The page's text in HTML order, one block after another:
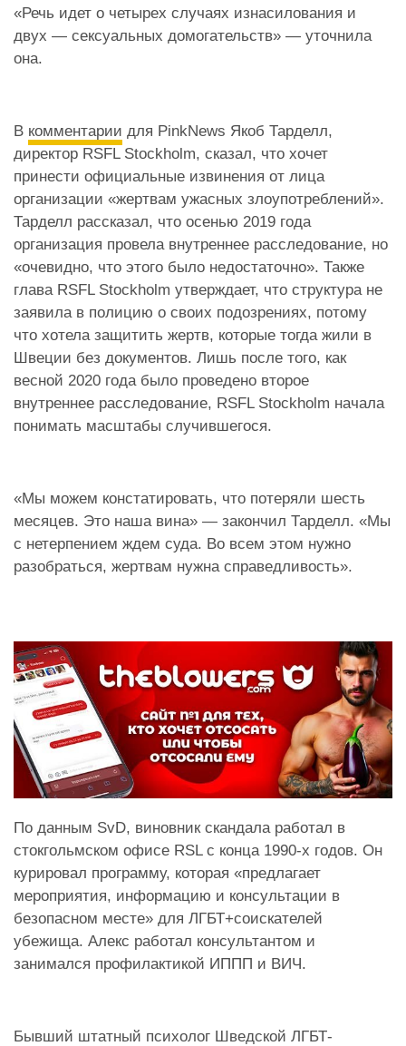
«Речь идет о четырех случаях изнасилования и
двух — сексуальных домогательств» — уточнила
она.
В комментарии для PinkNews Якоб Тарделл,
директор RSFL Stockholm, сказал, что хочет
принести официальные извинения от лица
организации «жертвам ужасных злоупотреблений».
Тарделл рассказал, что осенью 2019 года
организация провела внутреннее расследование, но
«очевидно, что этого было недостаточно». Также
глава RSFL Stockholm утверждает, что структура не
заявила в полицию о своих подозрениях, потому
что хотела защитить жертв, которые тогда жили в
Швеции без документов. Лишь после того, как
весной 2020 года было проведено второе
внутреннее расследование, RSFL Stockholm начала
понимать масштабы случившегося.
«Мы можем констатировать, что потеряли шесть
месяцев. Это наша вина» — закончил Тарделл. «Мы
с нетерпением ждем суда. Во всем этом нужно
разобраться, жертвам нужна справедливость».
По данным SvD, виновник скандала работал в
стокгольмском офисе RSL с конца 1990-х годов. Он
курировал программу, которая «предлагает
мероприятия, информацию и консультации в
безопасном месте» для ЛГБТ+соискателей
убежища. Алекс работал консультантом и
занимался профилактикой ИППП и ВИЧ.
Бывший штатный психолог Шведской ЛГБТ-